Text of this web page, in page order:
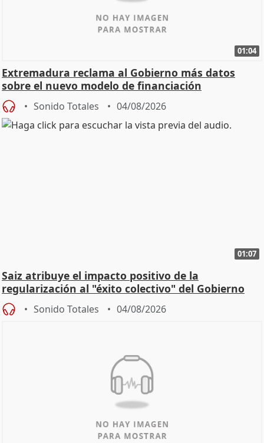
01:04
Extremadura reclama al Gobierno más datos
sobre el nuevo modelo de financiación
Sonido Totales 04/08/2026
01:07
Saiz atribuye el impacto positivo de la
regularización al "éxito colectivo" del Gobierno
Sonido Totales 04/08/2026